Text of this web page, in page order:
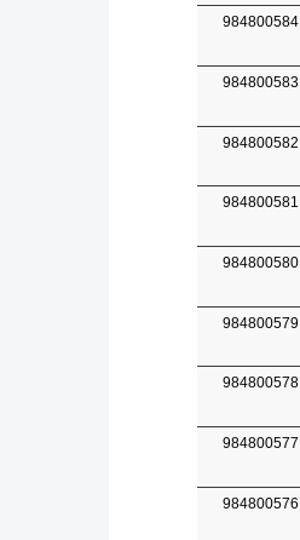
984800584
984800583
984800582
984800581
984800580
984800579
984800578
984800577
984800576